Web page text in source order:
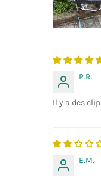
P.R.
Il y a des
E.M.